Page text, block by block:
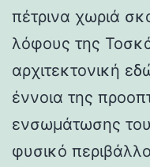
πέτρινα χωριά
λόφους της
αρχιτεκτονική
έννοια της
ενσωμάτωσης
φυσικό